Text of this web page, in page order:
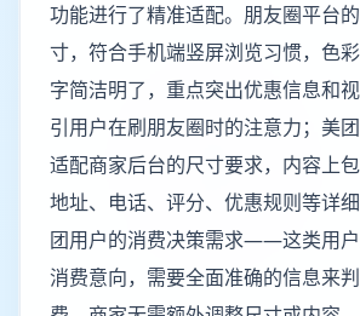
功能进行了精准适配。朋友圈平台
寸，符合手机端竖屏浏览习惯，色
字简洁明了，重点突出优惠信息和
引用户在刷朋友圈时的注意力；美
适配商家后台的尺寸要求，内容上包
地址、电话、评分、优惠规则等详
团用户的消费决策需求——这类用
消费意向，需要全面准确的信息来